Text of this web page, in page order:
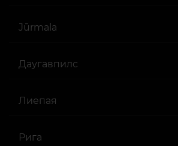
Jūrmala
Даугавпилс
Лиепая
Рига